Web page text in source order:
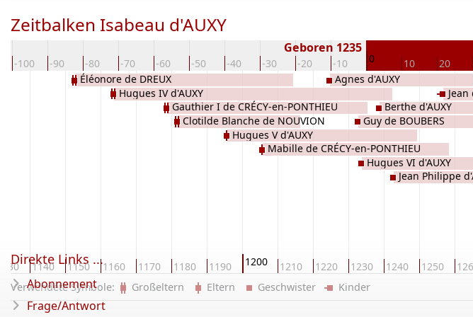
Zeitbalken Isabeau d'AUXY
-100 -90 -80 -70 -60 -50 -40 -30 -20 -10 0 10 20
Geboren 1235
1140 1150 1160 1170 1180 1190 1200 1210 1220 1230 1240 1250
Éléonore de DREUX
Hugues IV d'AUXY
Gauthier I de CRÉCY-en-PONTHIEU
Clotilde Blanche de NOUVION
Hugues V d'AUXY
Mabille de CRÉCY-en-PONTHIEU
Agnes d'AUXY
Guy de BOUBERS
Hugues VI d'AUXY
Berthe d'AUXY
Jean Philippe
Jean
Verwendete Symbole: Großeltern Eltern Geschwister Kinder
Direkte Links ...
Abonnement
Frage/Antwort